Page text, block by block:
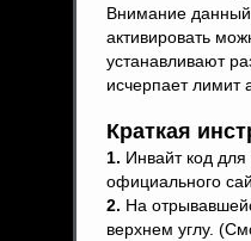
Внимание данный
активировать
устанавливают
исчерпает лимит
Краткая
1. Инвайт код
официального
2. На
верхнем углу.